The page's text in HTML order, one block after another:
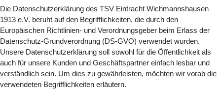
Die Datenschutzerklärung des TSV Eintracht Wichmannshausen
1913 e.V. beruht auf den Begrifflichkeiten, die durch den
Europäischen Richtlinien- und Verordnungsgeber beim Erlass der
Datenschutz-Grundverordnung (DS-GVO) verwendet wurden.
Unsere Datenschutzerklärung soll sowohl für die Öffentlichkeit als
auch für unsere Kunden und Geschäftspartner einfach lesbar und
verständlich sein. Um dies zu gewährleisten, möchten wir vorab die
verwendeten Begrifflichkeiten erläutern.